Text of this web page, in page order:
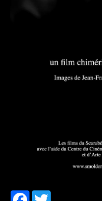
Facebook
Twitter